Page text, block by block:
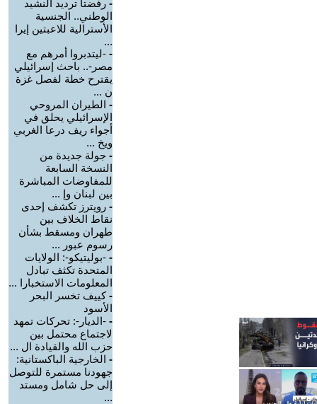
- رفضتا ترديد النشيد
الوطني.. الجنسية
الأسترالية للاعبتين إيرا
...
- -ليتدبروا أمرهم مع
مصر-.. باحث إسرائيلي
يقترح خطة لفصل غزة
ن ...
- الطيران المروحي
الإسرائيلي يحلق في
أجواء ريف درعا الغربي
ويخ ...
- جولة جديدة من
النسخة السابعة
للمفاوضات المباشرة
بين لبنان وإ ...
- رويترز تكشف إحدى
نقاط الخلاف بين
طهران ومسقط بشأن
رسوم عبور ...
- -بوليتيكو-: الولايات
المتحدة تكثف تبادل
المعلومات الاستخبارا ...
-كييف تخسر البحر
الأسود
- -الديار-: تحركات تمهد
لاجتماع محتمل بين
حزب الله والقيادة ال ...
- الخارجية الباكستانية:
جهودنا مستمرة للتوصل
إلى حل شامل ومستد
...